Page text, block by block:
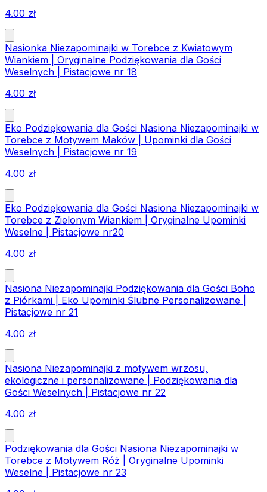
4.00 zł
Nasionka Niezapominajki w Torebce z Kwiatowym
Wiankiem | Oryginalne Podziękowania dla Gości
Weselnych | Pistacjowe nr 18
4.00 zł
Eko Podziękowania dla Gości Nasiona Niezapominajki w
Torebce z Motywem Maków | Upominki dla Gości
Weselnych | Pistacjowe nr 19
4.00 zł
Eko Podziękowania dla Gości Nasiona Niezapominajki w
Torebce z Zielonym Wiankiem | Oryginalne Upominki
Weselne | Pistacjowe nr20
4.00 zł
Nasiona Niezapominajki Podziękowania dla Gości Boho
z Piórkami | Eko Upominki Ślubne Personalizowane |
Pistacjowe nr 21
4.00 zł
Nasiona Niezapominajki z motywem wrzosu,
ekologiczne i personalizowane | Podziękowania dla
Gości Weselnych | Pistacjowe nr 22
4.00 zł
Podziękowania dla Gości Nasiona Niezapominajki w
Torebce z Motywem Róż | Oryginalne Upominki
Weselne | Pistacjowe nr 23